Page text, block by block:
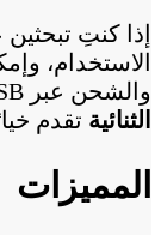
إذا كنتِ
الاستخدام،
والشحن عبر USB، فإن
الثنائية تقدم
المميزات